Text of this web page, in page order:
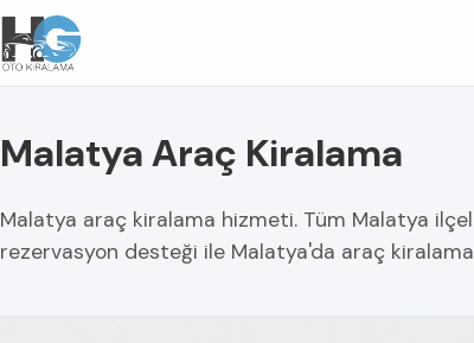
Malatya Araç Kiralama
Malatya araç kiralama hizmeti. Tüm Malatya
rezervasyon desteği ile Malatya'da araç